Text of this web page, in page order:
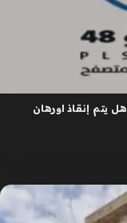
موعد عرض مسلسل المؤسس اورهان الحلقة 24 هل يتم إنقاذ اورهان